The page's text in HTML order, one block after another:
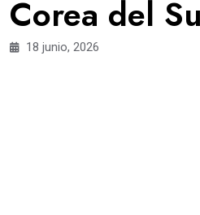
Corea del
18 junio, 2026